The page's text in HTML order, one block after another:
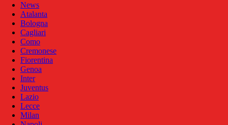
News
Atalanta
Bologna
Cagliari
Como
Cremonese
Fiorentina
Genoa
Inter
Juventus
Lazio
Lecce
Milan